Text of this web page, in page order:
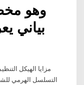
بياني
مزايا الهيكل
التسلسل الهرمي